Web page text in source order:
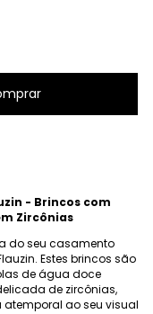
- Brincos com
Zircônias
do seu casamento
Estes brincos são
de água doce
de zircônias,
atemporal ao seu visual